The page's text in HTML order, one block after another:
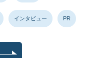
インタビュー PR